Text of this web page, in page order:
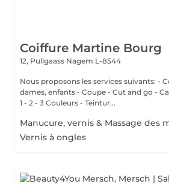
Coiffure Martine Bourg
12, Pullgaass Nagem L-8544
Nous proposons les services suivants: - Coiffure hommes,
dames, enfants - Coupe - Cut and go -
1 - 2 - 3 Couleurs - Teintur...
Manucure, vernis & Massage des
Vernis à ongles